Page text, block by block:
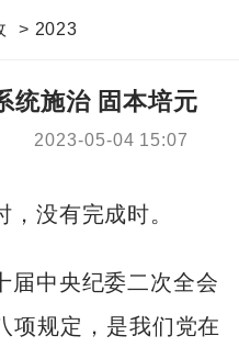
> 2023
统施治 固本培元
2023-05-04 15:07
没有完成时。
届中央纪委二次全会
项规定，是我们党在